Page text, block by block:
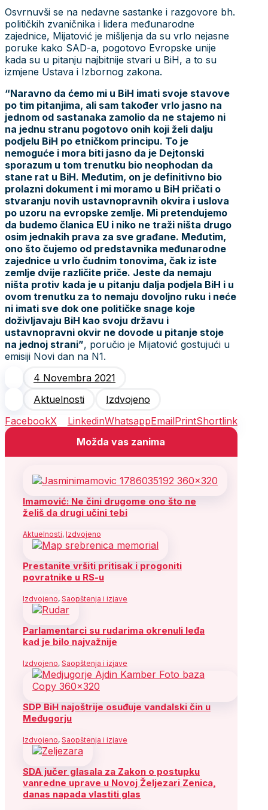
Osvrnuvši se na nedavne sastanke i razgovore bh.
političkih zvaničnika i lidera međunarodne
zajednice, Mijatović je mišljenja da su vrlo nejasne
poruke kako SAD-a, pogotovo Evropske unije
kada su u pitanju najbitnije stvari u BiH, a to su
izmjene Ustava i Izbornog zakona.
“Naravno da ćemo mi u BiH imati svoje stavove
po tim pitanjima, ali sam također vrlo jasno na
jednom od sastanaka zamolio da ne stajemo ni
na jednu stranu pogotovo onih koji želi dalju
podjelu BiH po etničkom principu. To je
nemoguće i mora biti jasno da je Dejtonski
sporazum u tom trenutku bio neophodan da
stane rat u BiH. Međutim, on je definitivno bio
prolazni dokument i mi moramo u BiH pričati o
stvaranju novih ustavnopravnih okvira i uslova
po uzoru na evropske zemlje. Mi pretendujemo
da budemo članica EU i niko ne traži ništa drugo
osim jednakih prava za sve građane. Međutim,
ono što čujemo od predstavnika međunarodne
zajednice u vrlo čudnim tonovima, čak iz iste
zemlje dvije različite priče. Jeste da nemaju
ništa protiv kada je u pitanju dalja podjela BiH i u
ovom trenutku za to nemaju dovoljno ruku i neće
ni imati sve dok one političke snage koje
doživljavaju BiH kao svoju državu i
ustavnopravni okvir ne dovode u pitanje stoje
na jednoj strani”, poručio je Mijatović gostujući u
emisiji Novi dan na N1.
4 Novembra 2021
Aktuelnosti
Izdvojeno
FacebookX LinkedinWhatsappEmailPrintShortlink
Možda vas zanima
Imamović: Ne čini drugome ono što ne
želiš da drugi učini tebi
Aktuelnosti, Izdvojeno
Prestanite vršiti pritisak i progoniti
povratnike u RS-u
Izdvojeno, Saopštenja i izjave
Parlamentarci su rudarima okrenuli leđa
kad je bilo najvažnije
Izdvojeno, Saopštenja i izjave
SDP BiH najoštrije osuđuje vandalski čin u
Međugorju
Izdvojeno, Saopštenja i izjave
SDA jučer glasala za Zakon o postupku
vanredne uprave u Novoj Željezari Zenica,
danas napada vlastiti glas